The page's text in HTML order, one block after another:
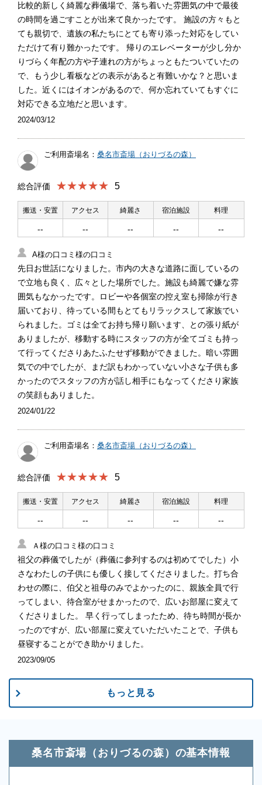
比較的新しく綺麗な葬儀場で、落ち着いた雰囲気の中で最後
の時間を過ごすことが出来て良かったです。 施設の方々もと
ても親切で、遺族の私たちにとても寄り添った対応をしてい
ただけて有り難かったです。 帰りのエレベーターが少し分か
りづらく年配の方や子連れの方がちょっともたついていたの
で、もう少し看板などの表示があると有難いかな？と思いま
した。近くにはイオンがあるので、何か忘れていてもすぐに
対応できる立地だと思います。
2024/03/12
ご利用斎場名： 桑名市斎場（おりづるの森）
総合評価 ★★★★★ 5
搬送・安置
--
アクセス
--
綺麗さ
--
宿泊施設
--
料理
--
A様の口コミ様の口コミ
先日お世話になりました。市内の大きな道路に面しているの
で立地も良く、広々とした場所でした。施設も綺麗で嫌な雰
囲気もなかったです。ロビーや各個室の控え室も掃除が行き
届いており、待っている間もとてもリラックスして家族でい
られました。ゴミは全てお持ち帰り願います、との張り紙が
ありましたが、移動する時にスタッフの方が全てゴミも持っ
て行ってくださりあたふたせず移動ができました。暗い雰囲
気での中でしたが、まだ訳もわかっていない小さな子供も多
かったのでスタッフの方が話し相手にもなってくださり家族
の笑顔もありました。
2024/01/22
ご利用斎場名： 桑名市斎場（おりづるの森）
総合評価 ★★★★★ 5
搬送・安置
--
アクセス
--
綺麗さ
--
宿泊施設
--
料理
--
Ａ様の口コミ様の口コミ
祖父の葬儀でしたが（葬儀に参列するのは初めてでした）小
さなわたしの子供にも優しく接してくださりました。打ち合
わせの際に、伯父と祖母のみでよかったのに、親族全員で行
ってしまい、待合室がせまかったので、広いお部屋に変えて
くださりました。 早く行ってしまったため、待ち時間が長か
ったのですが、広い部屋に変えていただいたことで、子供も
昼寝することができ助かりました。
2023/09/05
もっと見る
桑名市斎場（おりづるの森）の基本情報